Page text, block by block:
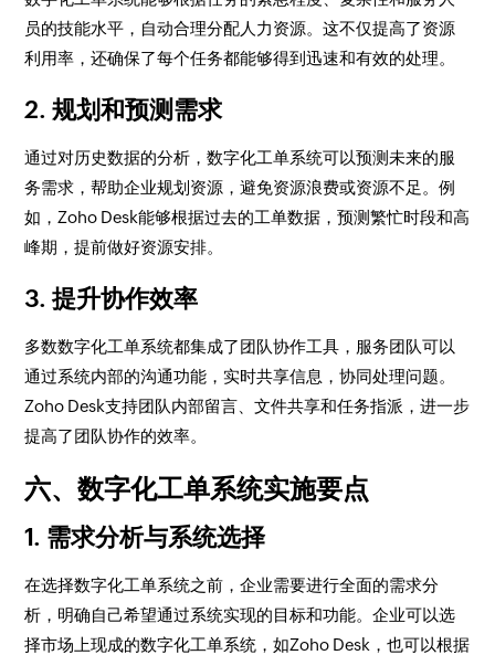
员的技能水平，自动合理分配人力资源。这不仅提高了资源
利用率，还确保了每个任务都能够得到迅速和有效的处理。
2. 规划和预测需求
通过对历史数据的分析，数字化工单系统可以预测未来的服
务需求，帮助企业规划资源，避免资源浪费或资源不足。例
如，Zoho Desk能够根据过去的工单数据，预测繁忙时段和高
峰期，提前做好资源安排。
3. 提升协作效率
多数数字化工单系统都集成了团队协作工具，服务团队可以
通过系统内部的沟通功能，实时共享信息，协同处理问题。
Zoho Desk支持团队内部留言、文件共享和任务指派，进一步
提高了团队协作的效率。
六、数字化工单系统实施要点
1. 需求分析与系统选择
在选择数字化工单系统之前，企业需要进行全面的需求分
析，明确自己希望通过系统实现的目标和功能。企业可以选
择市场上现成的数字化工单系统，如Zoho Desk，也可以根据